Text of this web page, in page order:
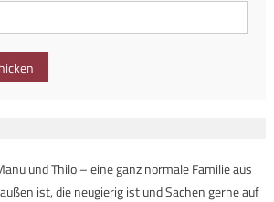
und Thilo – eine ganz normale Familie aus
ist, die neugierig ist und Sachen gerne auf